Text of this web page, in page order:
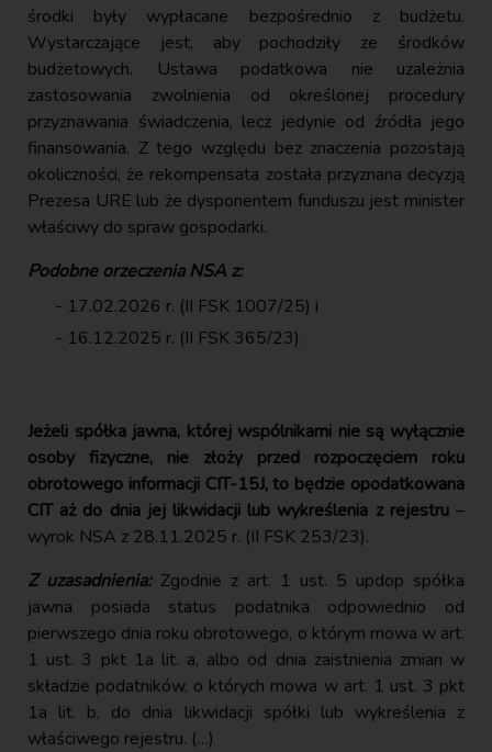
środki były wypłacane bezpośrednio z budżetu.
Wystarczające jest, aby pochodziły ze środków
budżetowych. Ustawa podatkowa nie uzależnia
zastosowania zwolnienia od określonej procedury
przyznawania świadczenia, lecz jedynie od źródła jego
finansowania. Z tego względu bez znaczenia pozostają
okoliczności, że rekompensata została przyznana decyzją
Prezesa URE lub że dysponentem funduszu jest minister
właściwy do spraw gospodarki.
Podobne orzeczenia NSA z:
17.02.2026 r. (II FSK 1007/25) i
16.12.2025 r. (II FSK 365/23).
Jeżeli spółka jawna, której wspólnikami nie są wyłącznie
osoby fizyczne, nie złoży przed rozpoczęciem roku
obrotowego informacji CIT-15J, to będzie opodatkowana
CIT aż do dnia jej likwidacji lub wykreślenia z rejestru–
wyrok NSA z 28.11.2025 r. (II FSK 253/23).
Z uzasadnienia:Zgodnie z art. 1 ust. 5 updop spółka
jawna posiada status podatnika odpowiednio od
pierwszego dnia roku obrotowego, o którym mowa w art.
1 ust. 3 pkt 1a lit. a, albo od dnia zaistnienia zmian w
składzie podatników, o których mowa w art. 1 ust. 3 pkt
1a lit. b, do dnia likwidacji spółki lub wykreślenia z
właściwego rejestru. (…)